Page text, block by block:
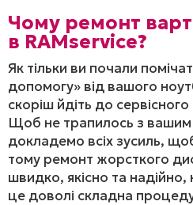
Чому ремонт
в RAMservice?
Як тільки ви почали
допомогу» від вашого
скоріш йдіть до
Щоб не трапилось з
докладемо всіх зусиль,
тому ремонт жорсткого
швидко, якісно та
це доволі складна